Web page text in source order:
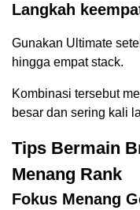
Langkah
Gunakan Ultimate
hingga empat stack.
Kombinasi tersebut
besar dan sering kali
Tips Bermain
Menang Rank
Fokus Menang